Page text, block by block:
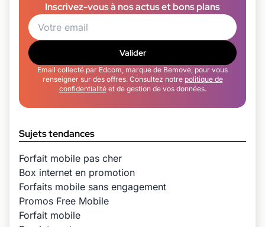
Inscrivez-vous à nos actus et bons plans
Valider
Email collecté par Edcom, marque de Bemove, pour vous
renseigner sur des offres. Consultez notre politique de
confidentialitéet de gestion de vos données.
Sujets tendances
Forfait mobile pas cher
Box internet en promotion
Forfaits mobile sans engagement
Promos Free Mobile
Forfait mobile